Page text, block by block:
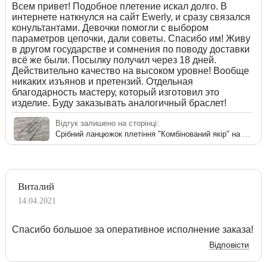
Всем привет! Подобное плетение искал долго. В
интернете наткнулся на сайт Ewerly, и сразу связался
конультантами. Девочки помогли с выбором
параметров цепочки, дали советы. Спасибо им! Живу
в другом государстве и сомнения по поводу доставки
всё же были. Посылку получил через 18 дней.
Действительно качество на высоком уровне! Вообще
никаких изъянов и претензий. Отдельная
благодарность мастеру, который изготовил это
изделие. Буду заказывать аналогичный браслет!
Відгук залишено на сторінці:
Виталий
14.04.2021
Спасибо большое за оперативное исполнение заказа!
Відповісти